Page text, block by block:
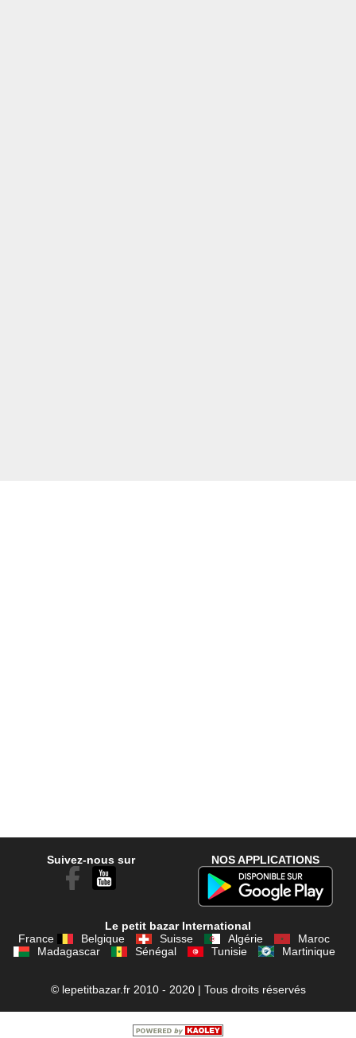
Suivez-nous sur NOS APPLICATIONS
Le petit bazar International
France
Belgique Suisse Algérie
Maroc
Madagascar
Sénégal Tunisie Martinique
© lepetitbazar.fr 2010 - 2020 | Tous droits réservés